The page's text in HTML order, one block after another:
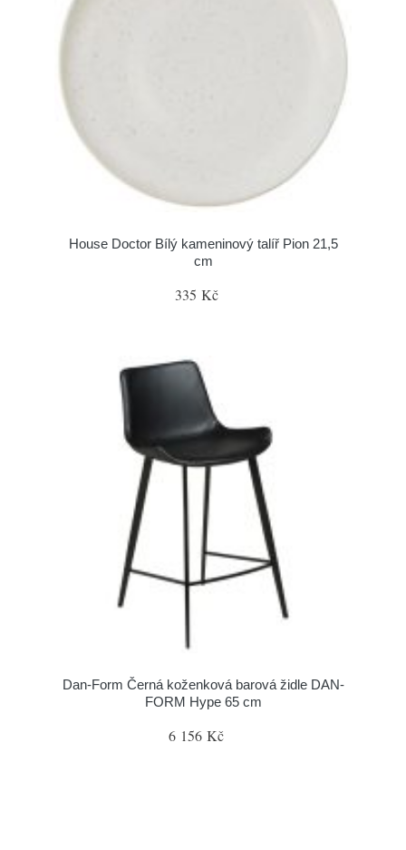
House Doctor Bílý kameninový talíř Pion 21,5
cm
335 Kč
​​​​​Dan-Form Černá koženková barová židle DAN-
FORM Hype 65 cm
6 156 Kč